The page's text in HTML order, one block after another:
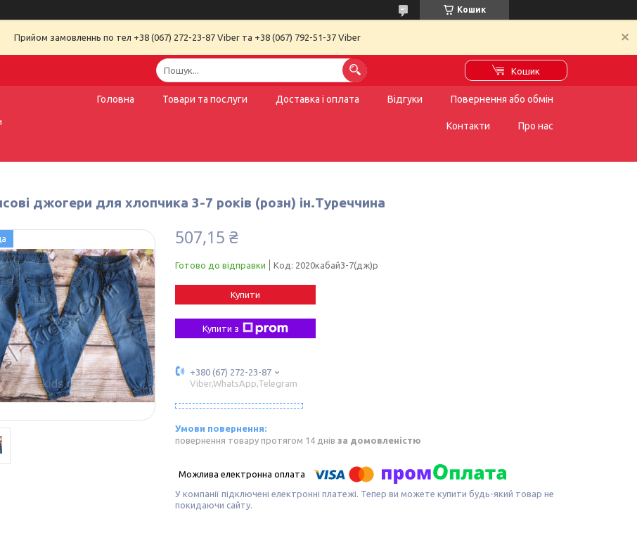
Кошик
Прийом замовленнь по тел +38 (067) 272-23-87 Viber та +38 (067) 792-51-37 Viber
Кошик
Головна Товари та послуги Доставка і оплата Відгуки Повернення або обмін
Контакти Про нас
джогери для хлопчика 3-7 років (розн) ін.Туреччина
507,15 ₴
Готово до відправки Код: 2020кабай3-7(дж)р
Купити
Купити з
+380 (67) 272-23-87
Viber,WhatsApp,Telegram
повернення товару протягом 14 днів за домовленістю
У компанії підключені електронні платежі. Тепер ви можете купити будь-який товар не
покидаючи сайту.